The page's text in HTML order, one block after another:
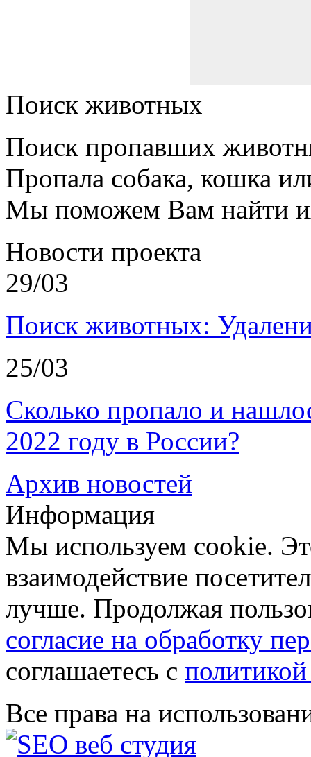
Поиск животных
Поиск пропавших
Пропала собака, кошка
Мы поможем Вам найти
Новости проекта
29/03
Поиск животных:
25/03
Сколько пропало и
2022 году в России?
Архив новостей
Информация
Мы используем cookie.
взаимодействие
лучше. Продолжая
согласие на обработку
соглашаетесь с
Все права на